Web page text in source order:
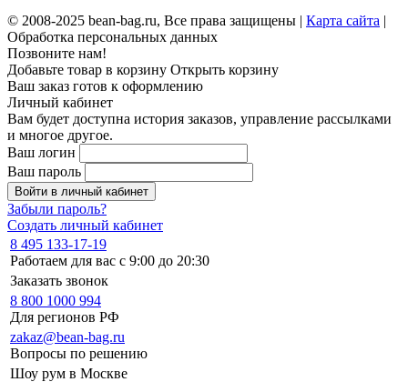
© 2008-2025 bean-bag.ru, Все права защищены | Карта сайта |
Обработка персональных данных
Позвоните нам!
Добавьте товар в корзину Открыть корзину
Ваш заказ готов к оформлению
Личный кабинет
Вам будет доступна история заказов, управление рассылками
и многое другое.
Ваш логин
Ваш пароль
Войти в личный кабинет
Забыли пароль?
Создать личный кабинет
8 495 133-17-19
Работаем для вас с 9:00 до 20:30
Заказать звонок
8 800 1000 994
Для регионов РФ
zakaz@bean-bag.ru
Вопросы по решению
Шоу рум в Москве